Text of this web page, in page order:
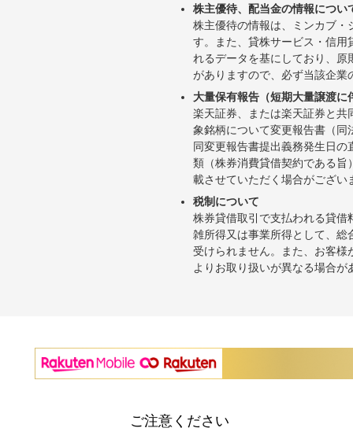
株主優待、配当金の情報につい
株主優待の情報は、ミンカブ
す。また、貸株サービス・信
れるデータを基にしており、
がありますので、必ず当該企
大量保有報告（短期大量譲渡
楽天証券、または楽天証券と
象銘柄について変更報告書（
同変更報告書提出義務発生日
類（株券消費貸借契約である
載させていただく場合がござ
税制について
株券貸借取引で支払われる貸
雑所得又は事業所得として、
受けられません。また、お客
よりお取り扱いが異なる場合
ご注意ください